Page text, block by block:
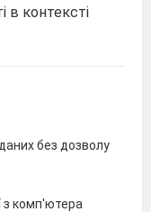
в контексті
без дозволу
з комп'ютера